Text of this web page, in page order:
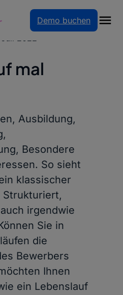
Demo buchen
mal
Ausbildung,
Besondere
So sieht
klassischer
Strukturiert,
irgendwie
Sie in
die
Bewerbers
Ihnen
ein Lebenslauf